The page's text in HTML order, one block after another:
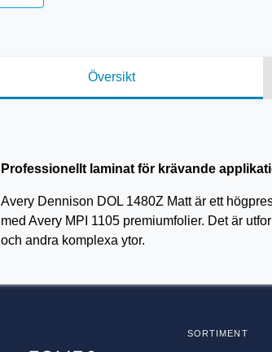
Översikt
Professionellt laminat för krävande
Avery Dennison DOL 1480Z Matt är ett
med Avery MPI 1105 premiumfolier. Det är
och andra komplexa ytor.
SORTIMENT